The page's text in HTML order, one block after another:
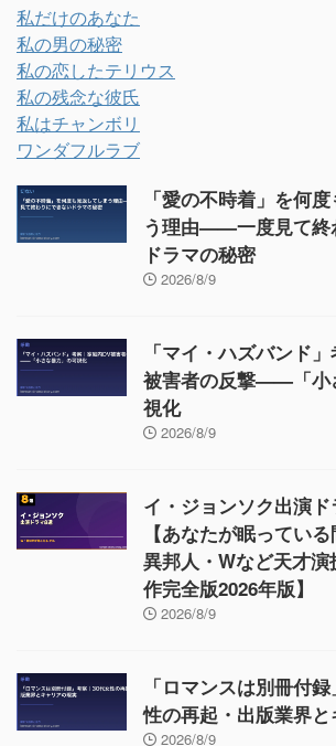
私だけのあなた
私の男の秘密
私の恋したテリウス
私の残念な彼氏
私はチャンボリ
ワンダフルラブ
「愛の不時着」を何
う理由——一度見て終
ドラマの秘密
2026/8/9
「マイ・ハズバンド
被害者の反撃——「小
視化
2026/8/9
イ・ジョンソク出演
【あなたが眠ってい
異邦人・Wなど天才
作完全版2026年版】
2026/8/9
「ロマンスは別冊付
性の再起・出版業界
2026/8/9